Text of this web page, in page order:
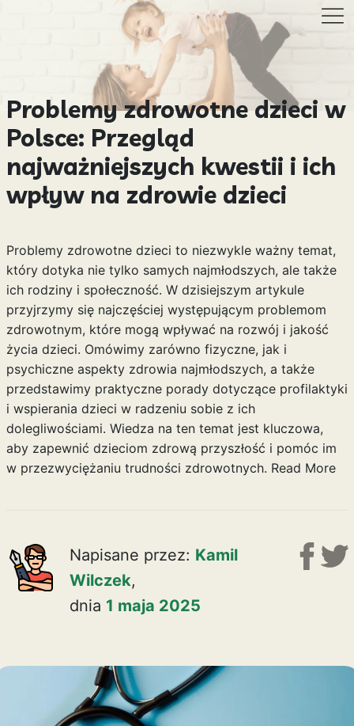
Problemy zdrowotne dzieci w
Polsce: Przegląd
najważniejszych kwestii i ich
wpływ na zdrowie dzieci
Problemy zdrowotne dzieci to niezwykle ważny temat,
który dotyka nie tylko samych najmłodszych, ale także
ich rodziny i społeczność. W dzisiejszym artykule
przyjrzymy się najczęściej występującym problemom
zdrowotnym, które mogą wpływać na rozwój i jakość
życia dzieci. Omówimy zarówno fizyczne, jak i
psychiczne aspekty zdrowia najmłodszych, a także
przedstawimy praktyczne porady dotyczące profilaktyki
i wspierania dzieci w radzeniu sobie z ich
dolegliwościami. Wiedza na ten temat jest kluczowa,
aby zapewnić dzieciom zdrową przyszłość i pomóc im
w przezwyciężaniu trudności zdrowotnych. Read More
Napisane przez: Kamil
Wilczek,
dnia 1 maja 2025